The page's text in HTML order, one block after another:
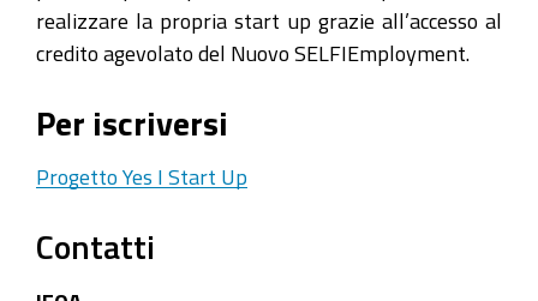
realizzare la propria start up grazie all’accesso al
credito agevolato del Nuovo SELFIEmployment.
Per iscriversi
Progetto Yes I Start Up
Contatti